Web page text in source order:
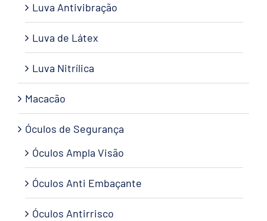
Luva Antivibração
Luva de Látex
Luva Nitrílica
Macacão
Óculos de Segurança
Óculos Ampla Visão
Óculos Anti Embaçante
Óculos Antirrisco